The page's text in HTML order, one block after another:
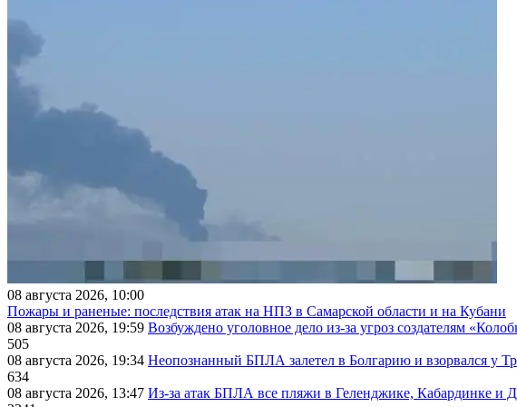
08 августа 2026, 10:00
Пожары и раненые: последствия атак на НПЗ в Самарской области и на Кубани
08 августа 2026, 19:59 Возбуждено уголовное дело из-за угроз создателям
505
08 августа 2026, 19:34 Неопознанный БПЛА залетел в Болгарию и взорвался у
634
08 августа 2026, 13:47 Из-за атак БПЛА все пляжи в Геленджике, Кабардинке и